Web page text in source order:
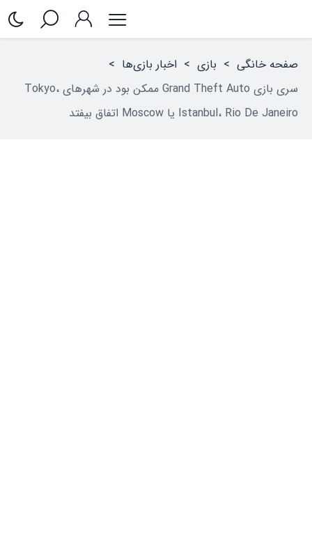
صفحه خانگی > بازی > اخبار بازی‌ها >
سری بازی Grand Theft Auto ممکن بود در شهرهای Tokyo،
Istanbul، Rio De Janeiro یا Moscow اتفاق بیفتد